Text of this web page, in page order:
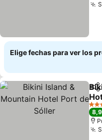
Elige fechas para ver los
4
8,9